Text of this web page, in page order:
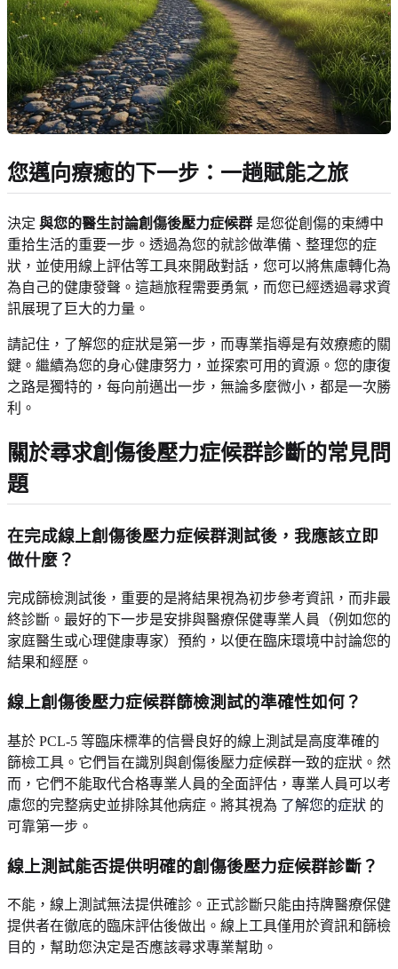
您邁向療癒的下一步：一趟賦能之旅
決定 與您的醫生討論創傷後壓力症候群 是您從創傷的束縛中
重拾生活的重要一步。透過為您的就診做準備、整理您的症
狀，並使用線上評估等工具來開啟對話，您可以將焦慮轉化為
為自己的健康發聲。這趟旅程需要勇氣，而您已經透過尋求資
訊展現了巨大的力量。
請記住，了解您的症狀是第一步，而專業指導是有效療癒的關
鍵。繼續為您的身心健康努力，並探索可用的資源。您的康復
之路是獨特的，每向前邁出一步，無論多麼微小，都是一次勝
利。
關於尋求創傷後壓力症候群診斷的常見問
題
在完成線上創傷後壓力症候群測試後，我應該立即
做什麼？
完成篩檢測試後，重要的是將結果視為初步參考資訊，而非最
終診斷。最好的下一步是安排與醫療保健專業人員（例如您的
家庭醫生或心理健康專家）預約，以便在臨床環境中討論您的
結果和經歷。
線上創傷後壓力症候群篩檢測試的準確性如何？
基於 PCL-5 等臨床標準的信譽良好的線上測試是高度準確的
篩檢工具。它們旨在識別與創傷後壓力症候群一致的症狀。然
而，它們不能取代合格專業人員的全面評估，專業人員可以考
慮您的完整病史並排除其他病症。將其視為 了解您的症狀 的
可靠第一步。
線上測試能否提供明確的創傷後壓力症候群診斷？
不能，線上測試無法提供確診。正式診斷只能由持牌醫療保健
提供者在徹底的臨床評估後做出。線上工具僅用於資訊和篩檢
目的，幫助您決定是否應該尋求專業幫助。